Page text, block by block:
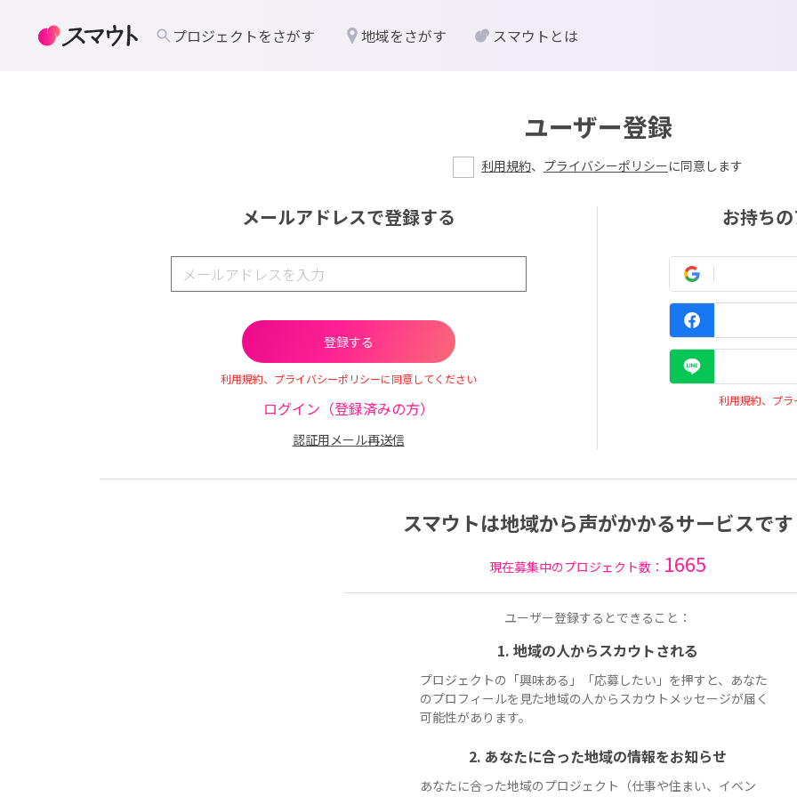
ユーザー登録
利用規約、 プライバシーポリシーに同意します
メールアドレスで登録する
利用規約、プライバシーポリシーに同意してください
ログイン（登録済みの方）
認証用メール再送信
お持ち
利用規約、プ
スマウトは地域から声がかかるサービスです
現在募集中のプロジェクト数： 1665
ユーザー登録するとできること：
1. 地域の人からスカウトされる
プロジェクトの「興味ある」「応募したい」を押すと、あなた
のプロフィールを見た地域の人からスカウトメッセージが届く
可能性があります。
2. あなたに合った地域の情報をお知らせ
あなたに合った地域のプロジェクト（仕事や住まい、イベン
プロジェクトをさがす 地域をさがす スマウトとは